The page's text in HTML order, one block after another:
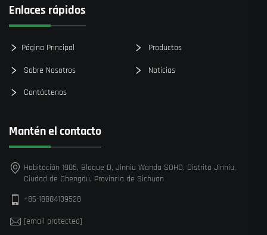
Enlaces rápidos
Página Principal Productos
Sobre Nosotros Noticias
Contáctenos
Mantén el contacto
Habitación 1905, Bloque D, Jinniu Wanda SOHO, Distrito Jinniu,
Ciudad de Chengdu, Provincia de Sichuan
+86-18884139528
[email protected]